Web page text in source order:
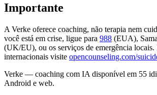
Importante
A Verke oferece coaching, não terapia nem
você está em crise, ligue para 988 (EUA),
(UK/EU), ou os serviços de emergência locais.
internacionais visite opencounseling.com/
Verke — coaching com IA disponível em 55
Android e web.